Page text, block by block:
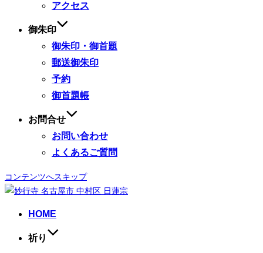
アクセス
御朱印
御朱印・御首題
郵送御朱印
予約
御首題帳
お問合せ
お問い合わせ
よくあるご質問
コンテンツへスキップ
HOME
祈り